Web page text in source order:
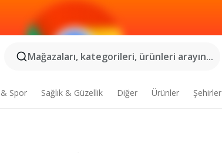
Mağazaları, kategorileri, ürünleri arayın...
& Spor Sağlık & Güzellik Diğer Ürünler Şehirler